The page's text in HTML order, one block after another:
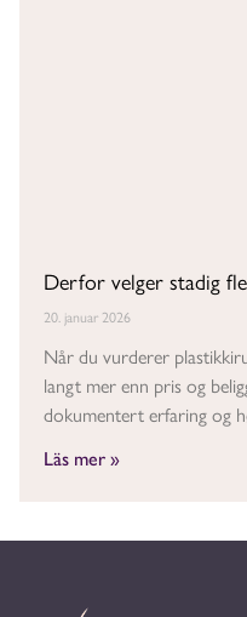
Derfor velger stadig
20. januar 2026
Når du vurderer
langt mer enn pris og
dokumentert erfaring og
Läs mer »